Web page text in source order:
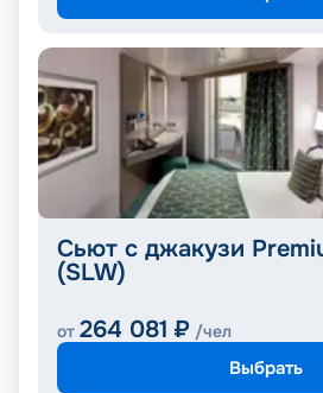
Сьют с джакузи
(SLW)
от 264 081 ₽ /чел
Выбрать